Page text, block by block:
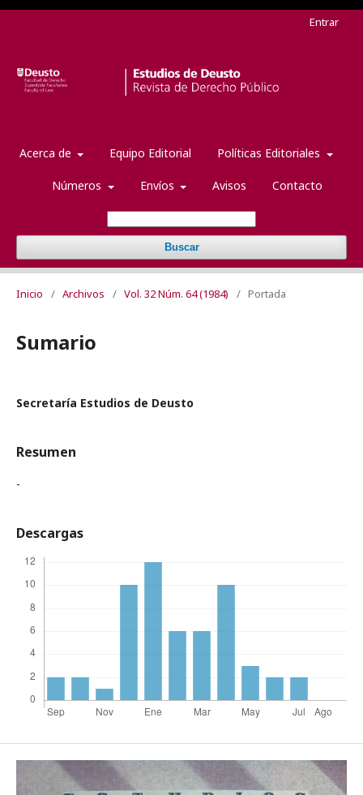
Acerca de Equipo Editorial Políticas Editoriales
Números Envíos Avisos Contacto
Buscar
Entrar
Inicio / Archivos / Vol. 32 Núm. 64 (1984) / Portada
Sumario
Secretaría Estudios de Deusto
Resumen
-
Descargas